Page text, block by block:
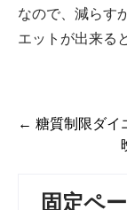
なので、減らす
エットが出来る
投
← 糖質制限ダイ
固定ペ